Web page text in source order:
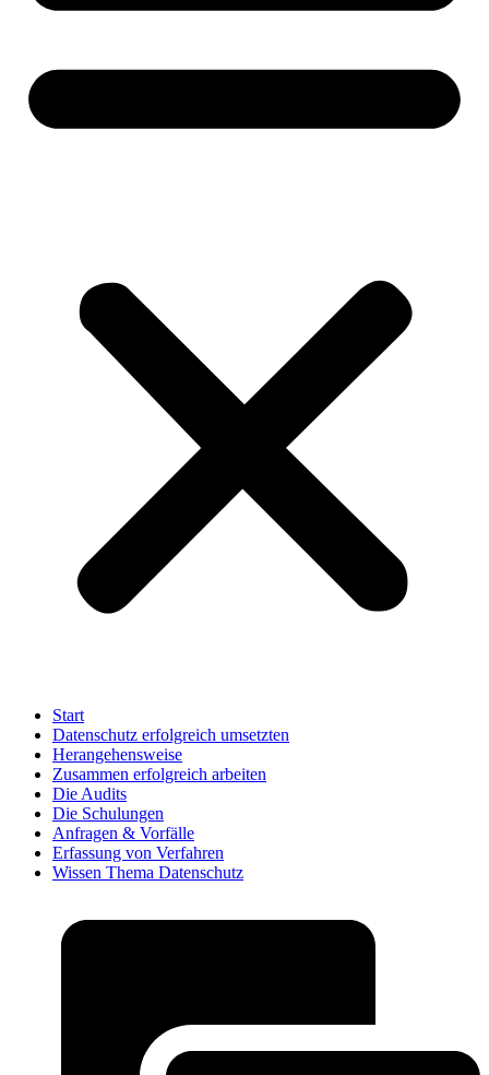
Start
Datenschutz erfolgreich umsetzten
Herangehensweise
Zusammen erfolgreich arbeiten
Die Audits
Die Schulungen
Anfragen & Vorfälle
Erfassung von Verfahren
Wissen Thema Datenschutz